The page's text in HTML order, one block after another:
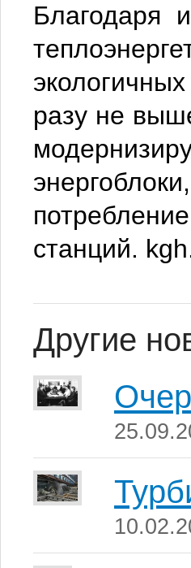
Благодаря
разу не
станций.
Другие